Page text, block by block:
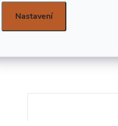
Nastavení